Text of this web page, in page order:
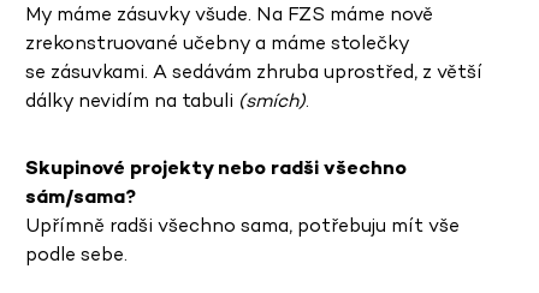
My máme zásuvky všude. Na FZS máme nově
zrekonstruované učebny a máme stolečky
se zásuvkami. A sedávám zhruba uprostřed, z větší
dálky nevidím na tabuli (smích).
Skupinové projekty nebo radši všechno
sám/sama?
Upřímně radši všechno sama, potřebuju mít vše
podle sebe.